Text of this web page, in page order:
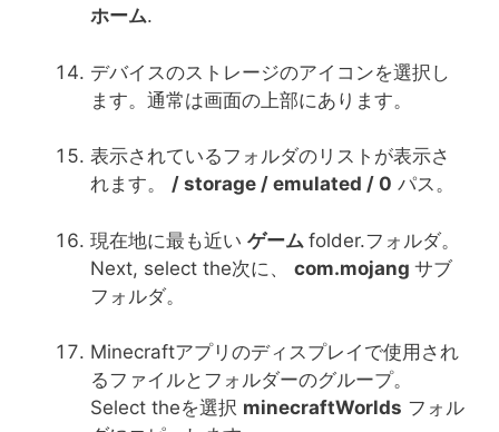
ホーム.
デバイスのストレージのアイコンを選択し
ます。通常は画面の上部にあります。
表示されているフォルダのリストが表示さ
れます。 / storage / emulated / 0 パス。
現在地に最も近い ゲーム folder.フォルダ。
Next, select the次に、 com.mojang サブ
フォルダ。
Minecraftアプリのディスプレイで使用され
るファイルとフォルダーのグループ。
Select theを選択 minecraftWorlds フォル